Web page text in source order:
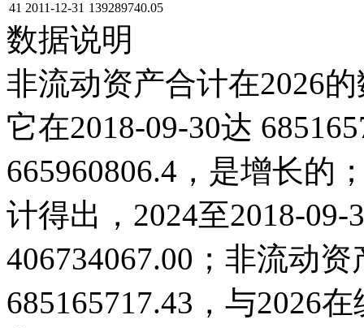
41 2011-12-31 139289740.05
数据说明
非流动资产合计在2026
它在2018-09-30达
665960806.4，是增长的
计得出，2024至2018-
406734067.00；非流动
685165717.43，与2026